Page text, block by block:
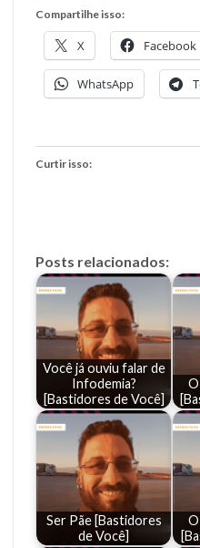
Compartilhe isso:
X Facebook
WhatsApp
Curtir isso:
Posts relacionados:
Você já ouviu falar de
Infodemia?
[Bastidores de Você]
Ser Pãe [Bastidores
de Você]